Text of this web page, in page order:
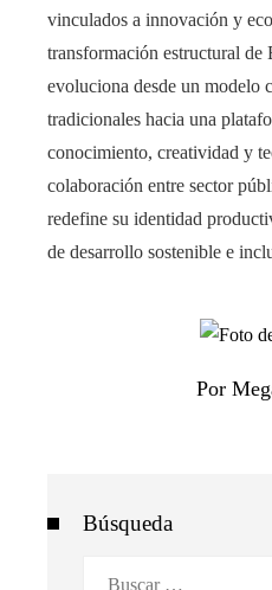
vinculados a innovación y
transformación estructural de
evoluciona desde un modelo
tradicionales hacia una
conocimiento, creatividad y
colaboración entre sector
redefine su identidad
de desarrollo sostenible e
Por
Búsqueda